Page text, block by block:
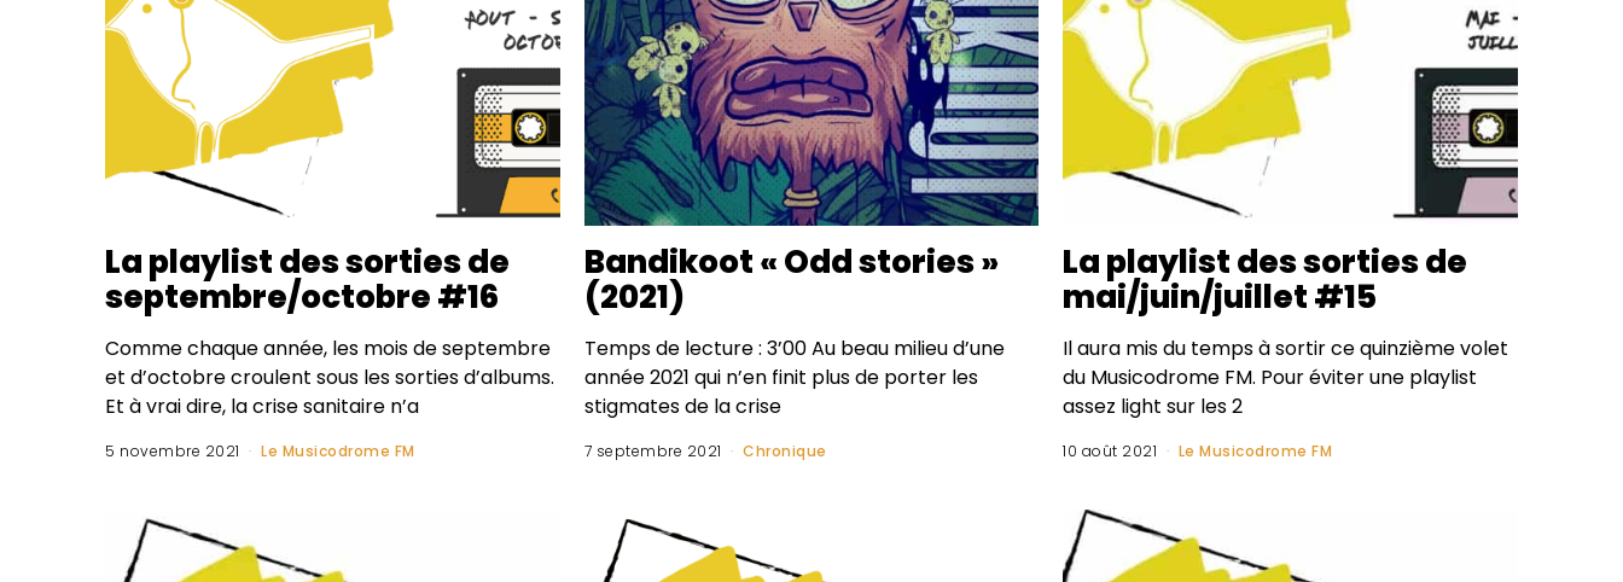
La playlist des sorties de
septembre/octobre #16
Comme chaque année, les mois de septembre
et d’octobre croulent sous les sorties d’albums.
Et à vrai dire, la crise sanitaire n’a
5 novembre 2021 Le Musicodrome FM
Bandikoot « Odd stories »
(2021)
Temps de lecture : 3’00 Au beau milieu d’une
année 2021 qui n’en finit plus de porter les
stigmates de la crise
7 septembre 2021 Chronique
La playlist des sorties de
mai/juin/juillet #15
Il aura mis du temps à sortir ce quinzième volet
du Musicodrome FM. Pour éviter une playlist
assez light sur les 2
10 août 2021 Le Musicodrome FM